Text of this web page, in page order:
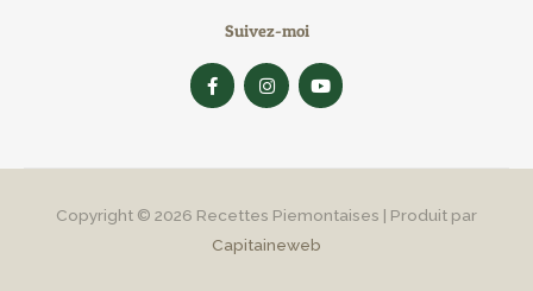
Suivez-moi
F
a
c
-
I
n
s
m
Y
o
u
Copyright © 2026 Recettes Piemontaises | Produit par
Capitaineweb